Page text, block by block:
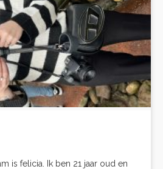
is felicia. Ik ben 21 jaar oud en